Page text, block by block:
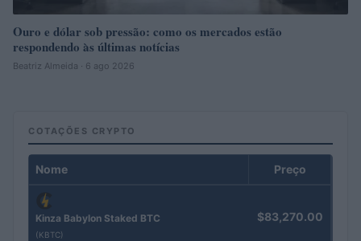
Ouro e dólar sob pressão: como os mercados estão
respondendo às últimas notícias
Beatriz Almeida · 6 ago 2026
COTAÇÕES CRYPTO
Nome Preço
Kinza Babylon Staked BTC
(KBTC)
$83,270.00